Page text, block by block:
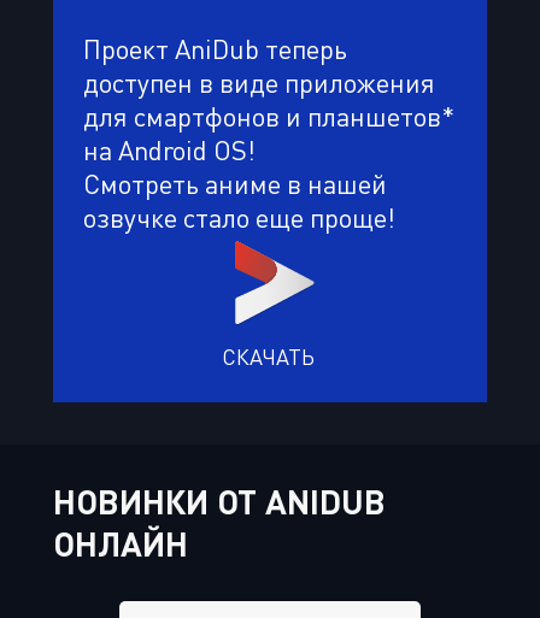
Проект AniDub теперь
доступен в виде приложения
для смартфонов и планшетов*
на Android OS!
Смотреть аниме в нашей
озвучке стало еще проще!
СКАЧАТЬ
НОВИНКИ ОТ ANIDUB
ОНЛАЙН